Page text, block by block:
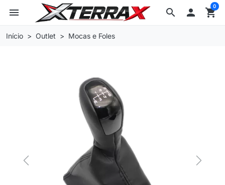
search
menu  shopping_cart
0
Início Outlet Mocas e Foles
Previous Next